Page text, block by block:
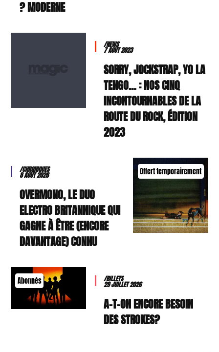
MODERNE ?
/NEWS
7 AOÛT 2023
SORRY, JOCKSTRAP, YO LA
TENGO… : NOS CINQ
INCONTOURNABLES DE LA
ROUTE DU ROCK, ÉDITION
2023
Offert temporairement
/CHRONIQUES
8 AOÛT 2026
OVERMONO, LE DUO
ELECTRO BRITANNIQUE QUI
GAGNE À ÊTRE (ENCORE
DAVANTAGE) CONNU
Abonnés /BILLETS
29 JUILLET 2026
A-T-ON ENCORE BESOIN
DES STROKES?